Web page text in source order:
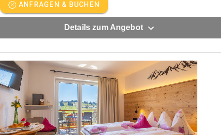
ANFRAGEN & BUCHEN
Details zum Angebot